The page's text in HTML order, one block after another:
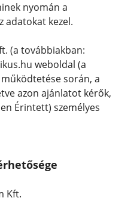
nyomán a
adatokat kezel.
(a továbbiakban:
weboldal (a
során, a
azon ajánlatot kérők,
Érintett) személyes
Kft.